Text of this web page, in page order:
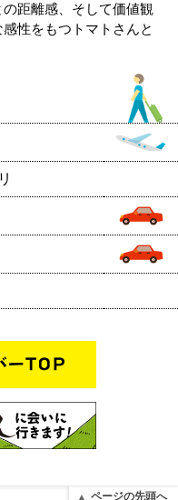
距離感、そして価値観
性をもつトマトさんと
ページの先頭へ